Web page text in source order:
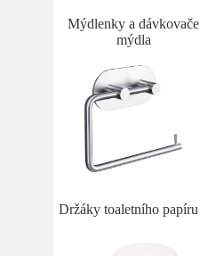
Mýdlenky a dávkovače
mýdla
Držáky toaletního papíru